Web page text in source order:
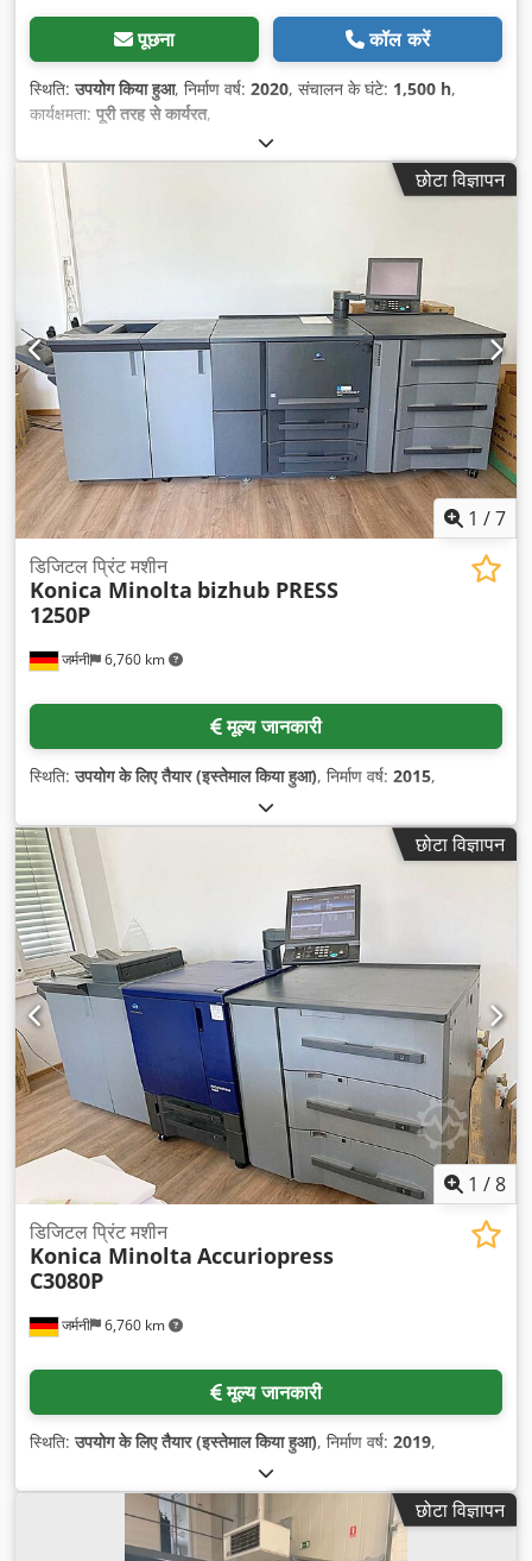
पूछना कॉल करें
स्थिति:उपयोग किया हुआ, निर्माण वर्ष: 2020, संचालन के घंटे: 1,500 h,
कार्यक्षमता: पूरी तरह से कार्यरत,
छोटा विज्ञापन
1 /7
जर्मनी 6,760 km
डिजिटल प्रिंट मशीन
Konica Minolta bizhub PRESS
1250P
मूल्य जानकारी
स्थिति:उपयोग के लिए तैयार (इस्तेमाल किया हुआ), निर्माण वर्ष: 2015,
छोटा विज्ञापन
1 /8
जर्मनी 6,760 km
डिजिटल प्रिंट मशीन
Konica Minolta Accuriopress
C3080P
मूल्य जानकारी
स्थिति:उपयोग के लिए तैयार (इस्तेमाल किया हुआ), निर्माण वर्ष: 2019,
छोटा विज्ञापन